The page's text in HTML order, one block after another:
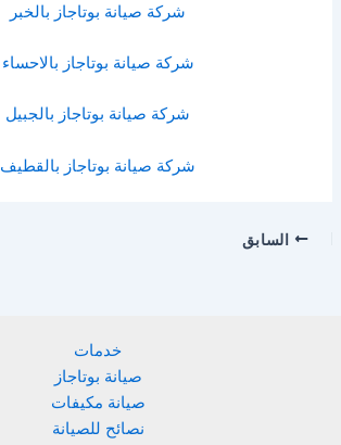
شركة صيانة بوتاجاز بالخبر
شركة صيانة بوتاجاز بالاحساء
شركة صيانة بوتاجاز بالجبيل
شركة صيانة بوتاجاز بالقطيف
السابق
خدمات
صيانة بوتاجاز
صيانة مكيفات
نصائح للصيانة